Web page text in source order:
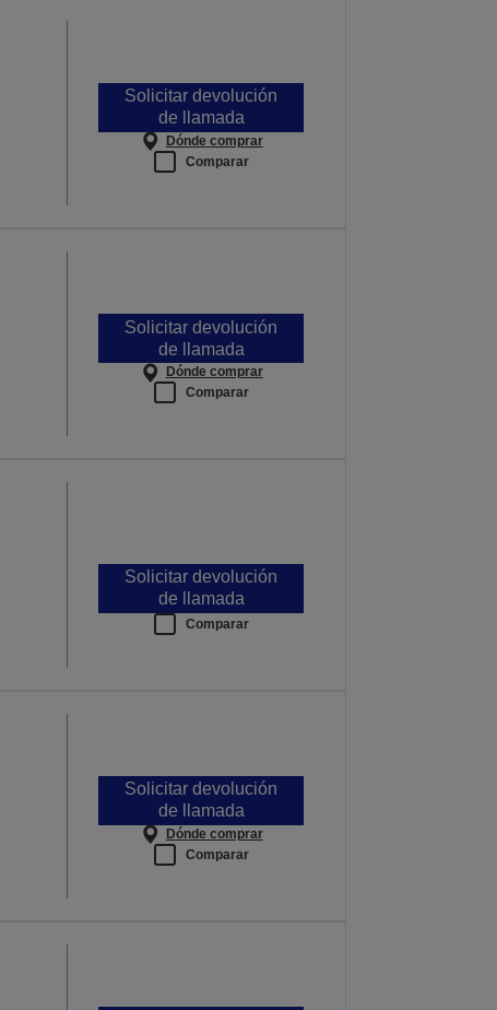
Solicitar devolución
de llamada
Dónde comprar
Comparar
Solicitar devolución
de llamada
Dónde comprar
Comparar
Solicitar devolución
de llamada
Comparar
Solicitar devolución
de llamada
Dónde comprar
Comparar